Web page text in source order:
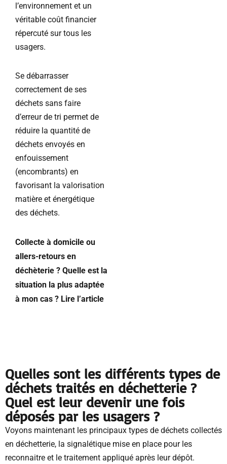
l’environnement et un
véritable coût financier
répercuté sur tous les
usagers.
Se débarrasser
correctement de ses
déchets sans faire
d’erreur de tri permet de
réduire la quantité de
déchets envoyés en
enfouissement
(encombrants) en
favorisant la valorisation
matière et énergétique
des déchets.
Collecte à domicile ou
allers-retours en
déchèterie ? Quelle est la
situation la plus adaptée
à mon cas ? Lire l’article
Quelles sont les différents types de
déchets traités en déchetterie ?
Quel est leur devenir une fois
déposés par les usagers ?
Voyons maintenant les principaux types de déchets collectés
en déchetterie, la signalétique mise en place pour les
reconnaitre et le traitement appliqué après leur dépôt.